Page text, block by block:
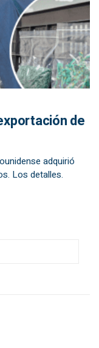
de
adquirió
Los detalles.